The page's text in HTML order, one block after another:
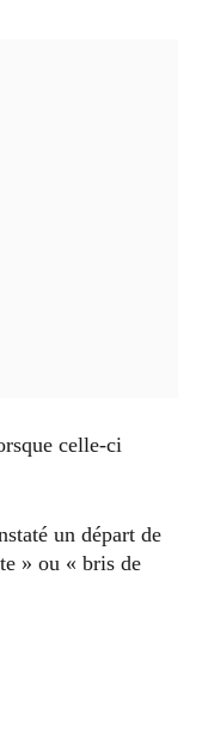
celle-ci
un départ de
» ou « bris de